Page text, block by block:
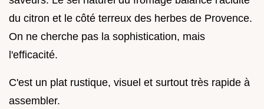
du citron et le côté terreux des herbes de Provence.
On ne cherche pas la sophistication, mais
l'efficacité.
C'est un plat rustique, visuel et surtout très rapide à
assembler.